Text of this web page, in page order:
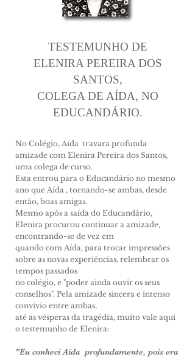
TESTEMUNHO DE
ELENIRA PEREIRA DOS
SANTOS,
COLEGA DE AÍDA, NO
EDUCANDÁRIO.
No Colégio, Aída travara profunda
amizade com Elenira Pereira dos Santos,
uma colega de curso.
Esta entrou para o Educandário no mesmo
ano que Aída , tornando-se ambas, desde
então, boas amigas.
Mesmo após a saída do Educandário,
Elenira pro­curou continuar a amizade,
encontrando-se de vez em
quando com Aída, para trocar impressões
sobre as novas experiências, relembrar os
tempos passados
no colégio, e "poder ainda ouvir os seus
conselhos". Pela amizade sincera e intenso
convívio entre ambas,
até as vésperas da tragédia, muito vale aqui
o teste­munho de Elenira:
"Eu conheci Aída profundamente, pois era